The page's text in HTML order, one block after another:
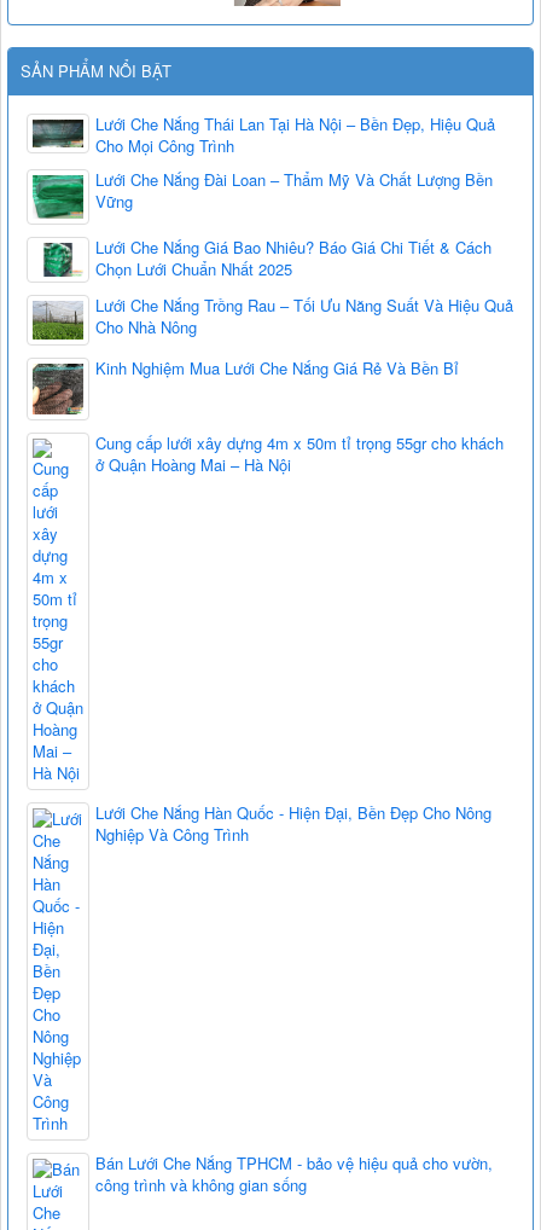
SẢN PHẨM NỔI BẬT
Lưới Che Nắng Thái Lan Tại Hà Nội – Bền Đẹp, Hiệu Quả
Cho Mọi Công Trình
Lưới Che Nắng Đài Loan – Thẩm Mỹ Và Chất Lượng Bền
Vững
Lưới Che Nắng Giá Bao Nhiêu? Báo Giá Chi Tiết & Cách
Chọn Lưới Chuẩn Nhất 2025
Lưới Che Nắng Trồng Rau – Tối Ưu Năng Suất Và Hiệu Quả
Cho Nhà Nông
Kinh Nghiệm Mua Lưới Che Nắng Giá Rẻ Và Bền Bỉ
Cung cấp lưới xây dựng 4m x 50m tỉ trọng 55gr cho khách
ở Quận Hoàng Mai – Hà Nội
Lưới Che Nắng Hàn Quốc - Hiện Đại, Bền Đẹp Cho Nông
Nghiệp Và Công Trình
Bán Lưới Che Nắng TPHCM - bảo vệ hiệu quả cho vườn,
công trình và không gian sống